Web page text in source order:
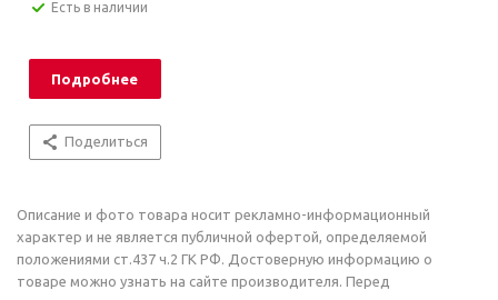
Есть в наличии
Подробнее
Поделиться
Описание и фото товара носит рекламно-информационный
характер и не является публичной офертой, определяемой
положениями ст.437 ч.2 ГК РФ. Достоверную информацию о
товаре можно узнать на сайте производителя. Перед